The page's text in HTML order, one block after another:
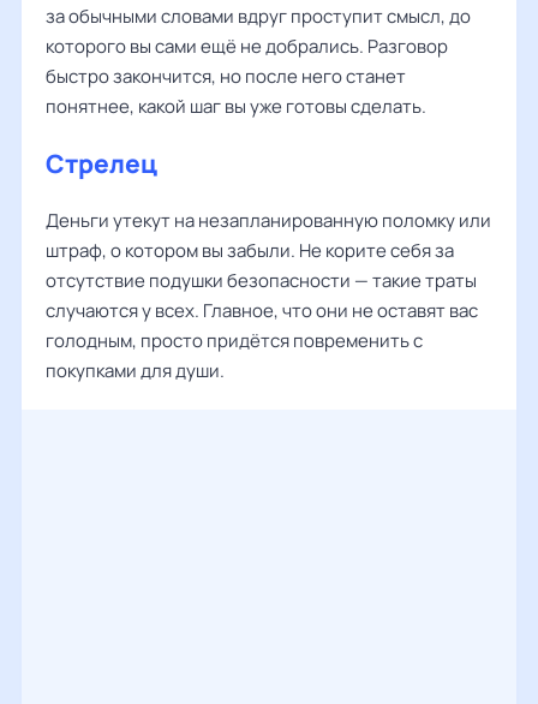
за обычными словами вдруг проступит смысл, до
которого вы сами ещё не добрались. Разговор
быстро закончится, но после него станет
понятнее, какой шаг вы уже готовы сделать.
Стрелец
Деньги утекут на незапланированную поломку или
штраф, о котором вы забыли. Не корите себя за
отсутствие подушки безопасности — такие траты
случаются у всех. Главное, что они не оставят вас
голодным, просто придётся повременить с
покупками для души.